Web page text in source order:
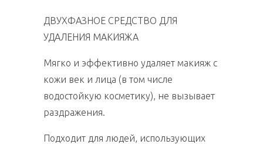
ДВУХФАЗНОЕ СРЕДСТВО ДЛЯ
УДАЛЕНИЯ МАКИЯЖА
Мягко и эффективно удаляет макияж с
кожи век и лица (в том числе
водостойкую косметику), не вызывает
раздражения.
Подходит для людей, использующих